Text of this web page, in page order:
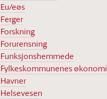
Eu/eøs
Ferger
Forskning
Forurensning
Funksjonshemmede
Fylkeskommunenes økonomi
Havner
Helsevesen